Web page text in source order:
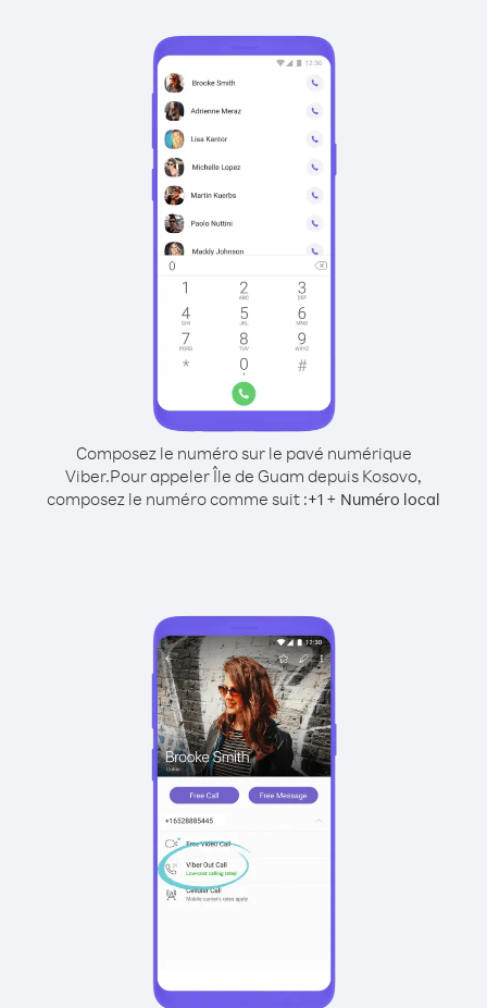
Composez le numéro sur le pavé numérique
Viber.Pour appeler Île de Guam depuis Kosovo,
composez le numéro comme suit :+1 + Numéro local